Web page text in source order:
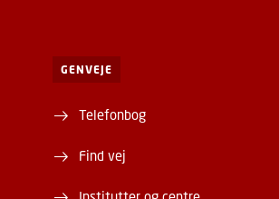
GENVEJE
Telefonbog
Find vej